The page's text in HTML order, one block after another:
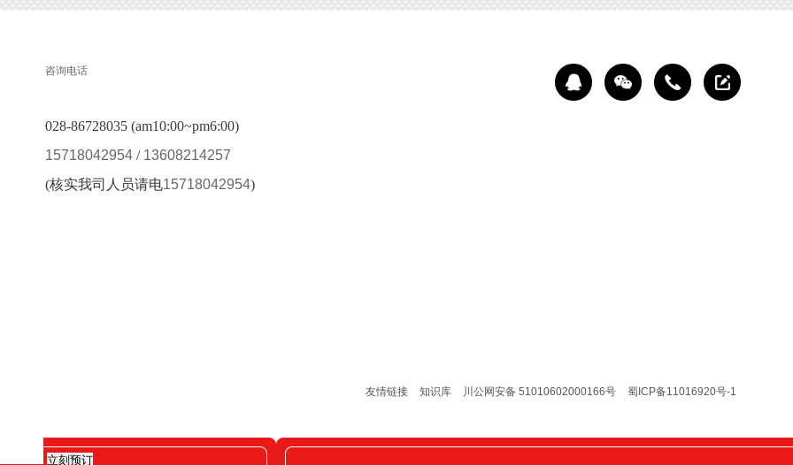
咨询电话
028-86728035 (am10:00~pm6:00)
15718042954/ 13608214257
(核实我司人员请电15718042954)
友情链接 知识库 川公网安备 51010602000166号 蜀ICP备11016920号-1
立刻预订